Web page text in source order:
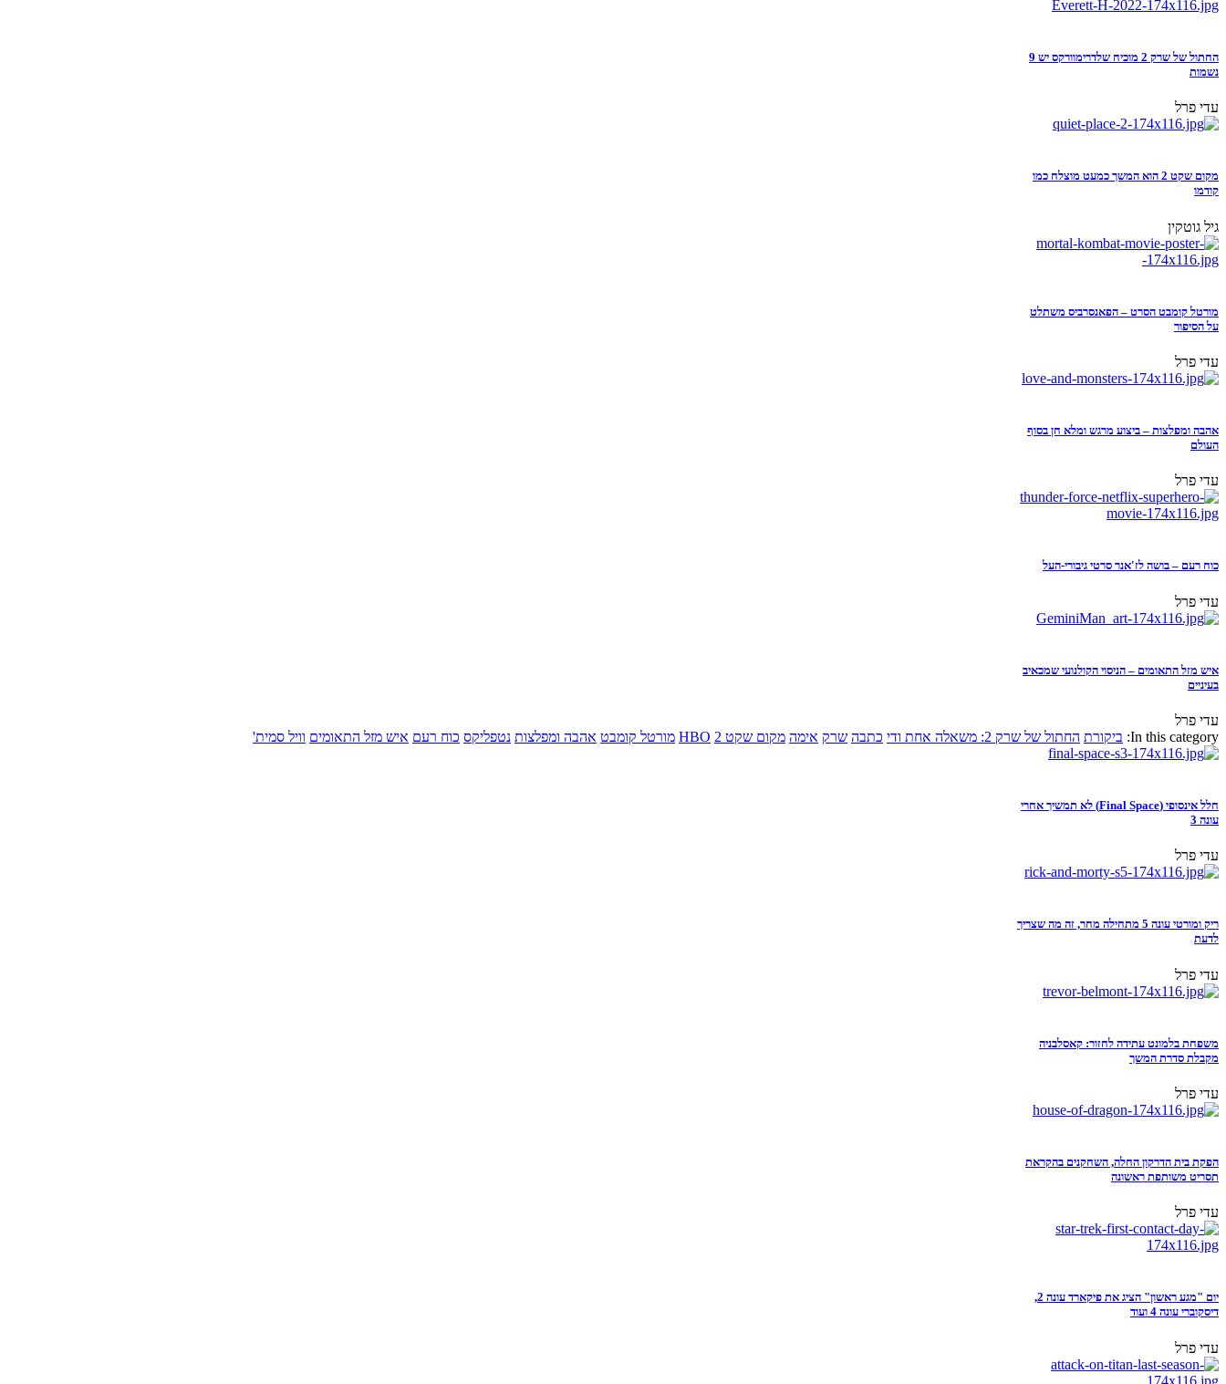
החתול של שרק 2 מוכיח שלדרימוורקס יש 9
נשמות
עדי פרל
מקום שקט 2 הוא המשך כמעט מוצלח כמו
קודמו
גיל גוטקין
מורטל קומבט הסרט – הפאנסרביס משתלט
על הסיפור
עדי פרל
אהבה ומפלצות – ביצוע מרגש ומלא חן בסוף
העולם
עדי פרל
כוח רעם – בושה לז'אנר סרטי גיבורי-העל
עדי פרל
איש מזל התאומים – הניסוי הקולנועי שמכאיב
בעיניים
עדי פרל
In this category: ביקורת החתול של שרק 2: משאלה אחת ודי כתבה שרק אימה מקום שקט 2 HBO מורטל קומבט אהבה ומפלצות נטפליקס כוח רעם איש מזל התאומים וויל סמית'
חלל אינסופי (Final Space) לא תמשיך אחרי
עונה 3
עדי פרל
ריק ומורטי עונה 5 מתחילה מחר, זה מה שצריך
לדעת
עדי פרל
משפחת בלמונט עתידה לחזור: קאסלבניה
מקבלת סדרת המשך
עדי פרל
הפקת בית הדרקון החלה, השחקנים בהקראת
תסריט משותפת ראשונה
עדי פרל
יום "מגע ראשון" הציג את פיקארד עונה 2,
דיסקוברי עונה 4 ועוד
עדי פרל